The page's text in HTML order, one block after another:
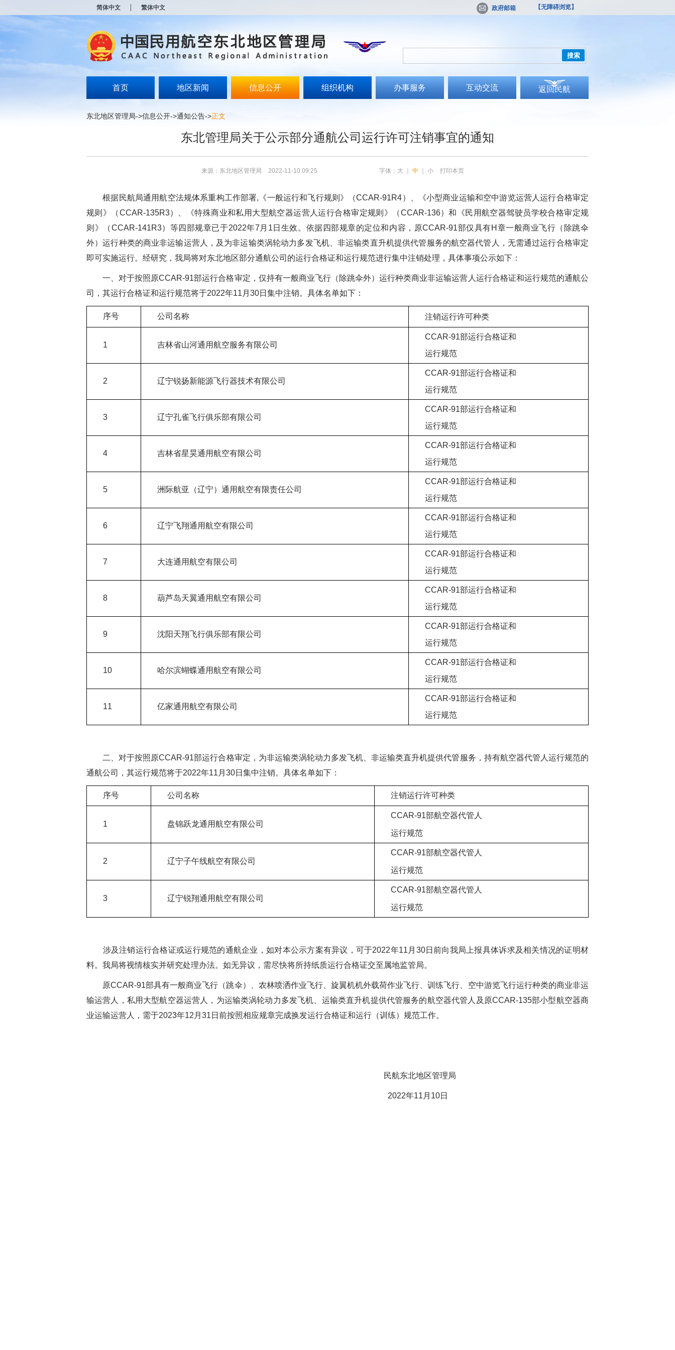
简体中文 繁体中文 政府邮箱 【无障碍浏览】
搜索
首页 地区新闻 信息公开 组织机构 办事服务 互动交流 返回民航
东北地区管理局->信息公开->通知公告->正文
东北管理局关于公示部分通航公司运行许可注销事宜的通知
来源：东北地区管理局 2022-11-10 09:25 字体： 大 中 小 打印本页
根据民航局通用航空法规体系重构工作部署,《一般运行和飞行规则》（CCAR-91R4）、《小型商业运输和空中游览运营人运行合格审定
规则》（CCAR-135R3）、《特殊商业和私用大型航空器运营人运行合格审定规则》（CCAR-136）和《民用航空器驾驶员学校合格审定规
则》（CCAR-141R3）等四部规章已于2022年7月1日生效。依据四部规章的定位和内容，原CCAR-91部仅具有H章一般商业飞行（除跳伞
外）运行种类的商业非运输运营人，及为非运输类涡轮动力多发飞机、非运输类直升机提供代管服务的航空器代管人，无需通过运行合格审定
即可实施运行。经研究，我局将对东北地区部分通航公司的运行合格证和运行规范进行集中注销处理，具体事项公示如下：
一、对于按照原CCAR-91部运行合格审定，仅持有一般商业飞行（除跳伞外）运行种类商业非运输运营人运行合格证和运行规范的通航公
司，其运行合格证和运行规范将于2022年11月30日集中注销。具体名单如下：
序号 公司名称 注销运行许可种类
1 吉林省山河通用航空服务有限公司
CCAR-91部运行合格证和
运行规范
2 辽宁锐扬新能源飞行器技术有限公司
CCAR-91部运行合格证和
运行规范
3 辽宁孔雀飞行俱乐部有限公司
CCAR-91部运行合格证和
运行规范
4 吉林省星昊通用航空有限公司
CCAR-91部运行合格证和
运行规范
5 洲际航亚（辽宁）通用航空有限责任公司
CCAR-91部运行合格证和
运行规范
6 辽宁飞翔通用航空有限公司
CCAR-91部运行合格证和
运行规范
7 大连通用航空有限公司
CCAR-91部运行合格证和
运行规范
8 葫芦岛天翼通用航空有限公司
CCAR-91部运行合格证和
运行规范
9 沈阳天翔飞行俱乐部有限公司
CCAR-91部运行合格证和
运行规范
10 哈尔滨蝴蝶通用航空有限公司
CCAR-91部运行合格证和
运行规范
11 亿家通用航空有限公司
CCAR-91部运行合格证和
运行规范
二、 对于按照原CCAR-91部运行合格审定，为非运输类涡轮动力多发飞机、非运输类直升机提供代管服务，持有航空器代管人运行规范的
通航公司，其运行规范将于2022年11月30日集中注销。具体名单如下：
序号 公司名称 注销运行许可种类
1 盘锦跃龙通用航空有限公司
CCAR-91部航空器代管人
运行规范
2 辽宁子午线航空有限公司
CCAR-91部航空器代管人
运行规范
3 辽宁锐翔通用航空有限公司
CCAR-91部航空器代管人
运行规范
涉及注销运行合格证或运行规范的通航企业，如对本公示方案有异议，可于2022年11月30日前向我局上报具体诉求及相关情况的证明材
料。我局将视情核实并研究处理办法。如无异议，需尽快将所持纸质运行合格证交至属地监管局。
原CCAR-91部具有一般商业飞行（跳伞）、农林喷洒作业飞行、旋翼机机外载荷作业飞行、训练飞行、空中游览飞行运行种类的商业非运
输运营人，私用大型航空器运营人，为运输类涡轮动力多发飞机、运输类直升机提供代管服务的航空器代管人及原CCAR-135部小型航空器商
业运输运营人，需于2023年12月31日前按照相应规章完成换发运行合格证和运行（训练）规范工作。
民航东北地区管理局
2022年11月10日
打
无
障